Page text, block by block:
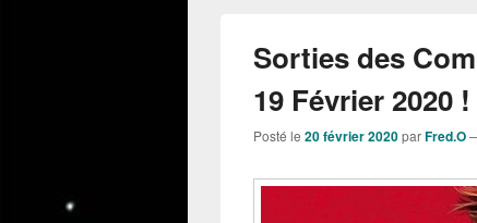
Sorties des
19 Février 2020 !
Posté le 20 février 2020parFred.O